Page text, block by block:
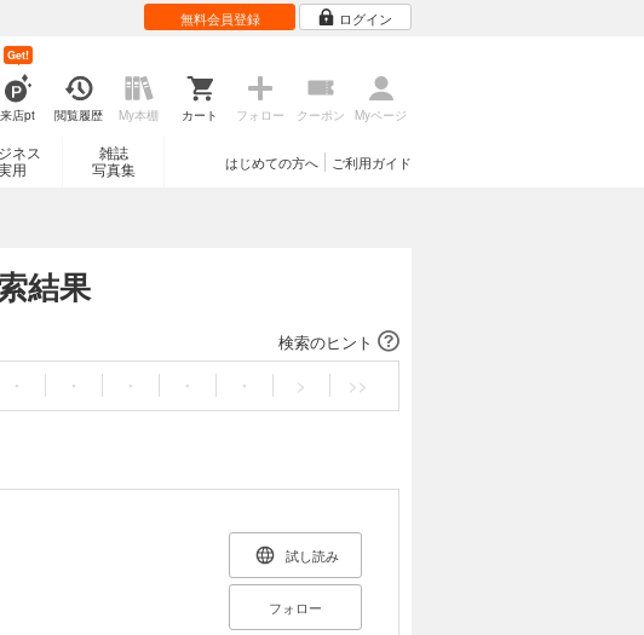
無料会員登録 ログイン
来店pt
Get!
閲覧履歴 My本棚 カート フォロー クーポン Myページ
ネス
用
雑誌
写真集
ご利用ガイド
はじめての方へ
結果
検索のヒント
・ ・ ・ ・ ・ > >>
試し読み
フォロー